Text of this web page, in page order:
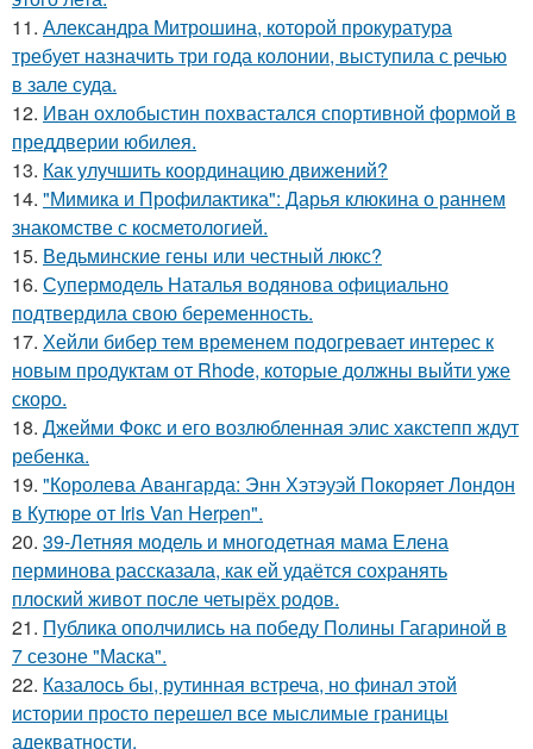
11. Александра Митрошина, которой прокуратура
требует назначить три года колонии, выступила с речью
в зале суда.
12. Иван охлобыстин похвастался спортивной формой в
преддверии юбилея.
13. Как улучшить координацию движений?
14. "Мимика и Профилактика": Дарья клюкина о раннем
знакомстве с косметологией.
15. Ведьминские гены или честный люкс?
16. Супермодель Наталья водянова официально
подтвердила свою беременность.
17. Хейли бибер тем временем подогревает интерес к
новым продуктам от Rhode, которые должны выйти уже
скоро.
18. Джейми Фокс и его возлюбленная элис хакстепп ждут
ребенка.
19. "Королева Авангарда: Энн Хэтэуэй Покоряет Лондон
в Кутюре от Iris Van Herpen".
20. 39-Летняя модель и многодетная мама Елена
перминова рассказала, как ей удаётся сохранять
плоский живот после четырёх родов.
21. Публика ополчились на победу Полины Гагариной в
7 сезоне "Маска".
22. Казалось бы, рутинная встреча, но финал этой
истории просто перешел все мыслимые границы
адекватности.